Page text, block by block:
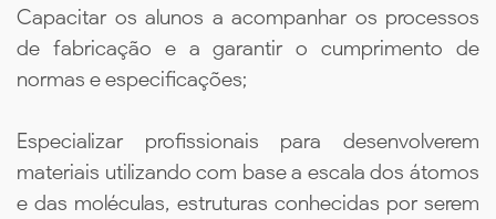
Capacitar os alunos a acompanhar os processos
de fabricação e a garantir o cumprimento de
normas e especificações;
Especializar profissionais para desenvolverem
materiais utilizando com base a escala dos átomos
e das moléculas, estruturas conhecidas por serem